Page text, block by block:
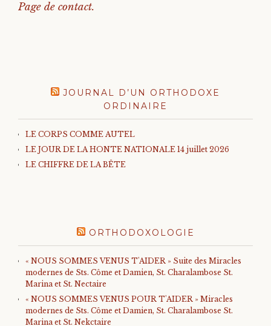
Page de contact.
JOURNAL D’UN ORTHODOXE
ORDINAIRE
LE CORPS COMME AUTEL
LE JOUR DE LA HONTE NATIONALE 14 juillet 2026
LE CHIFFRE DE LA BÊTE
ORTHODOXOLOGIE
« NOUS SOMMES VENUS T'AIDER » Suite des Miracles
modernes de Sts. Côme et Damien, St. Charalambose St.
Marina et St. Nectaire
« NOUS SOMMES VENUS POUR T'AIDER » Miracles
modernes de Sts. Côme et Damien, St. Charalambose St.
Marina et St. Nekctaire